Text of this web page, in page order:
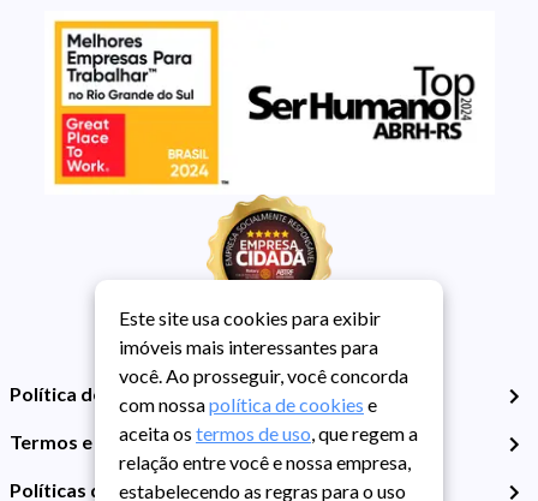
Política de Privacidade
Termos e Condições de Uso
Políticas de Cookies
Este site usa cookies para exibir
imóveis mais interessantes para
você. Ao prosseguir, você concorda
com nossapolítica de cookies e
aceita os termos de uso, que regem a
relação entre você e nossa empresa,
estabelecendo as regras para o uso